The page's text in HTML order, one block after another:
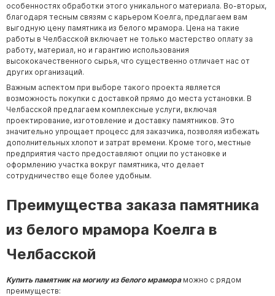
особенностях обработки этого уникального материала. Во-вторых,
благодаря тесным связям с карьером Коелга, предлагаем вам
выгодную цену памятника из белого мрамора. Цена на такие
работы в Челбасской включает не только мастерство оплату за
работу, материал, но и гарантию использования
высококачественного сырья, что существенно отличает нас от
других организаций.
Важным аспектом при выборе такого проекта является
возможность покупки с доставкой прямо до места установки. В
Челбасской предлагаем комплексные услуги, включая
проектирование, изготовление и доставку памятников. Это
значительно упрощает процесс для заказчика, позволяя избежать
дополнительных хлопот и затрат времени. Кроме того, местные
предприятия часто предоставляют опции по установке и
оформлению участка вокруг памятника, что делает
сотрудничество еще более удобным.
Преимущества заказа памятника
из белого мрамора Коелга в
Челбасской
Купить памятник на могилу из белого мрамораможно с рядом
преимуществ: